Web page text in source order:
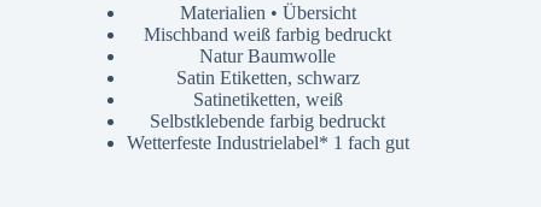
Materialien • Übersicht
Mischband weiß farbig bedruckt
Natur Baumwolle
Satin Etiketten, schwarz
Satinetiketten, weiß
Selbstklebende farbig bedruckt
Wetterfeste Industrielabel* 1 fach gut